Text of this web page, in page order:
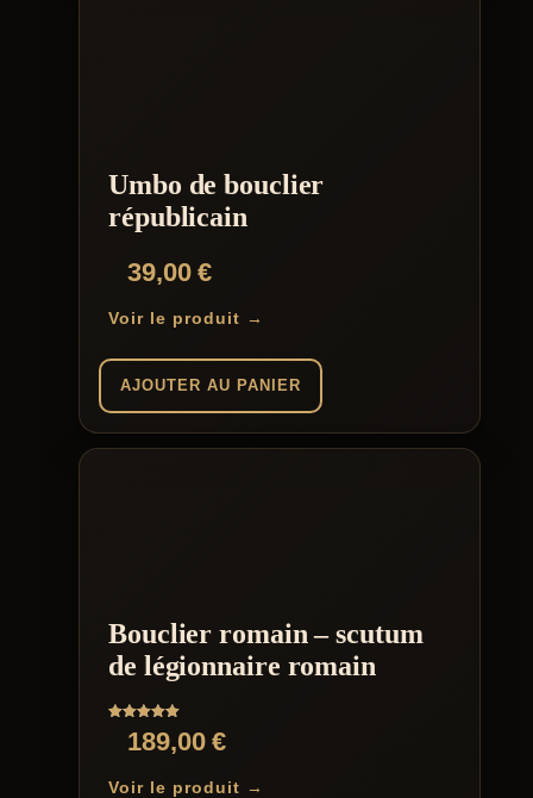
Umbo de bouclier
républicain
39,00€
Voir le produit →
AJOUTER AU PANIER
Bouclier romain – scutum
de légionnaire romain
Note189,00€
Voir le produit →